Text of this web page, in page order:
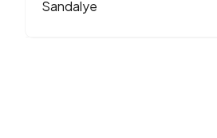
Sandalye